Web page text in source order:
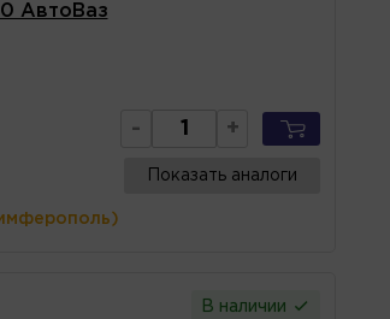
АвтоВаз
- +
Показать аналоги
В наличии